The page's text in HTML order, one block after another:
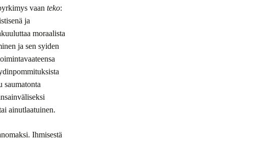
vaan teko:
ja
moraalista
ja sen syiden
saumatonta
ainutlaatuinen.
Ihmisestä